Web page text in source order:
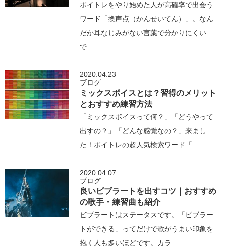
ボイトレをやり始めた人が高確率で出会う
ワード「換声点（かんせいてん）」。なん
だか耳なじみがない言葉で分かりにくい
で…
2020.04.23
ブログ
ミックスボイスとは？習得のメリット
とおすすめ練習方法
「ミックスボイスって何？」「どうやって
出すの？」「どんな感覚なの？」来まし
た！ボイトレの超人気検索ワード「…
2020.04.07
ブログ
良いビブラートを出すコツ｜おすすめ
の歌手・練習曲も紹介
ビブラートはステータスです。「ビブラー
トができる」ってだけで歌がうまい印象を
抱く人も多いほどです。カラ…